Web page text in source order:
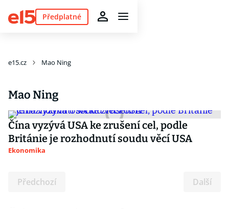
Předplatné
e15.cz Mao Ning
Mao Ning
Čína vyzývá USA ke zrušení cel, podle
Británie je rozhodnutí soudu věcí USA
Ekonomika
Předchozí Další